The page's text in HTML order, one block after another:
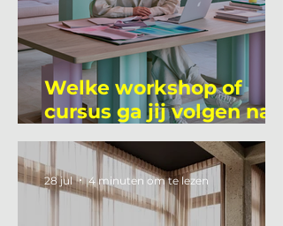
Welke workshop of
cursus ga jij volgen na
je vakantie?
28 jul 4 minuten om te lezen